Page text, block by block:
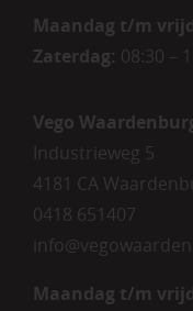
Maandag t/m
Zaterdag: 08:30 –
Vego
Industrieweg 5
4181 CA
0418 651407
Maandag t/m